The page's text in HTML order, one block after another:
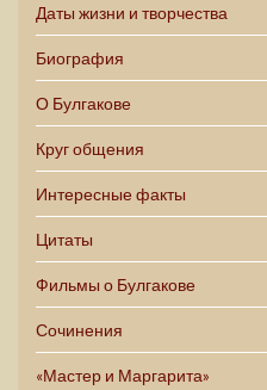
Даты жизни и творчества
Биография
О Булгакове
Круг общения
Интересные факты
Цитаты
Фильмы о Булгакове
Сочинения
«Мастер и Маргарита»